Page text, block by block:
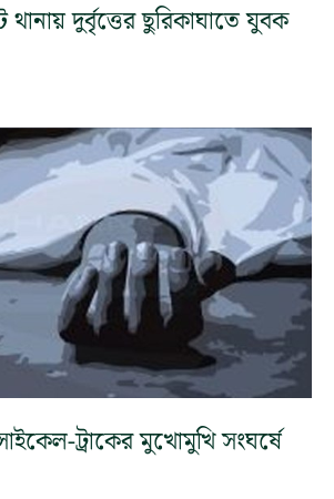
থানায় দুর্বৃত্তের ছুরিকাঘাতে যুবক
ট্রাকের মুখোমুখি সংঘর্ষে